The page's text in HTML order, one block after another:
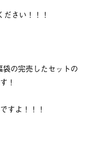
さい！！！
の完売したセットの
！
すよ！！！